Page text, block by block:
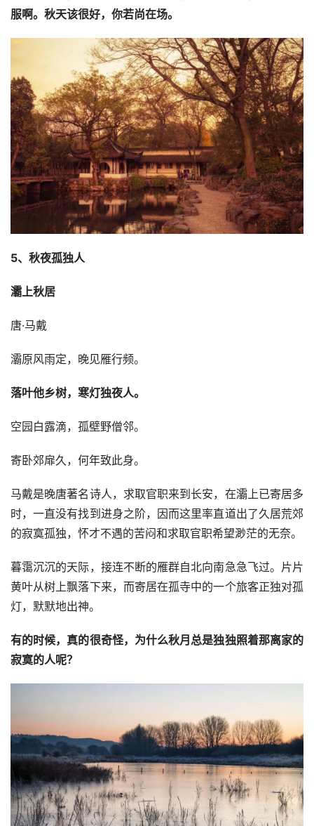
服啊。秋天该很好，你若尚在场。
5、秋夜孤独人
灞上秋居
唐·马戴
灞原风雨定，晚见雁行频。
落叶他乡树，寒灯独夜人。
空园白露滴，孤壁野僧邻。
寄卧郊扉久，何年致此身。
马戴是晚唐著名诗人，求取官职来到长安，在灞上已寄居多
时，一直没有找到进身之阶，因而这里率直道出了久居荒郊
的寂寞孤独，怀才不遇的苦闷和求取官职希望渺茫的无奈。
暮霭沉沉的天际，接连不断的雁群自北向南急急飞过。片片
黄叶从树上飘落下来，而寄居在孤寺中的一个旅客正独对孤
灯，默默地出神。
有的时候，真的很奇怪，为什么秋月总是独独照着那离家的
寂寞的人呢？